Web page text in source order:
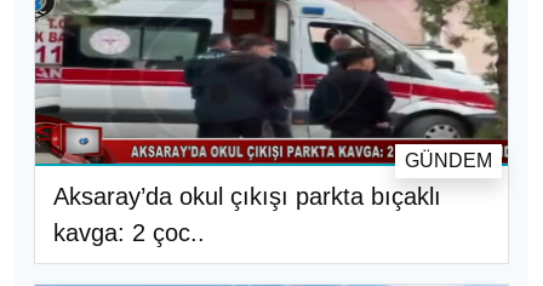
Aksaray’da okul çıkışı parkta bıçaklı
kavga: 2 çoc..
GÜNDEM